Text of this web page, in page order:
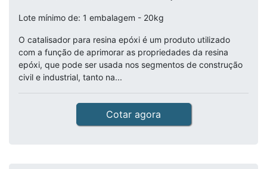
Lote mínimo de: 1 embalagem - 20kg
O catalisador para resina epóxi é um produto utilizado
com a função de aprimorar as propriedades da resina
epóxi, que pode ser usada nos segmentos de construção
civil e industrial, tanto na...
Cotar agora